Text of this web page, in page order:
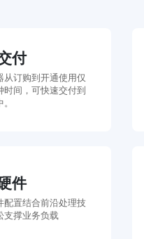
付
从订购到开通使用仅
时间，可快速交付到
件
配置结合前沿处理技
支撑业务负载